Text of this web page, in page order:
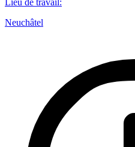
Neuchâtel